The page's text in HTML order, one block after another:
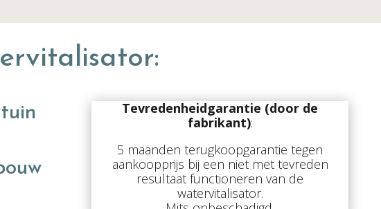
Tevredenheidgarantie (door de
fabrikant):
5 maanden terugkoopgarantie tegen
aankoopprijs bij een niet met tevreden
resultaat functioneren van de
watervitalisator.